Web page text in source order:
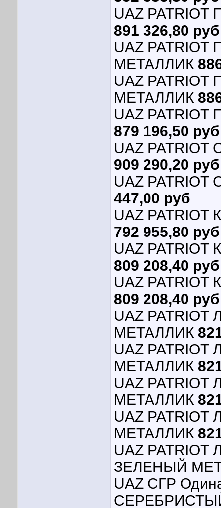
UAZ
891 326,80 руб
UAZ
МЕТАЛЛИК
UAZ
МЕТАЛЛИК
UAZ
879 196,50 руб
UAZ PATRIOT
909 290,20 руб
UAZ
447,00 руб
UAZ PATRIOT
792 955,80 руб
UAZ PATRIOT
809 208,40 руб
UAZ PATRIOT
809 208,40 руб
UAZ
МЕТАЛЛИК
UAZ
МЕТАЛЛИК
UAZ
МЕТАЛЛИК
UAZ
МЕТАЛЛИК
UAZ
ЗЕЛЕНЫЙ
UAZ СГР